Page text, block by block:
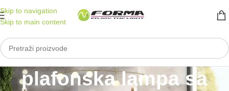
Skip to navigation
Skip to main content
plafonska lampa sa